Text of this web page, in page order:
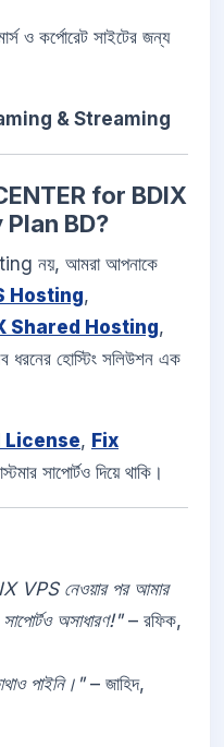
ও কর্পোরেট সাইটের জন্য
& Streaming
for BDIX
BD?
নয়, আমরা আপনাকে
Hosting,
Shared Hosting,
ধরনের হোস্টিং সলিউশন এক
License, Fix
সাপোর্টও দিয়ে থাকি।
VPS নেওয়ার পর আমার
অসাধারণ!"– রফিক,
পাইনি।"– জাহিদ,